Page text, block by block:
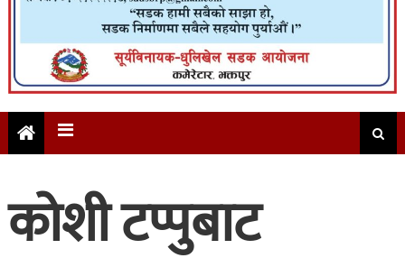
कोशी टप्पुबाट